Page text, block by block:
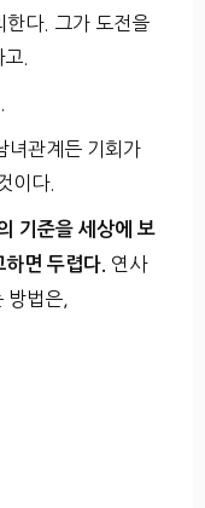
한다. 그가 도전을
.
녀관계든 기회가
이다.
기준을 세상에 보
면 두렵다. 연사
방법은,